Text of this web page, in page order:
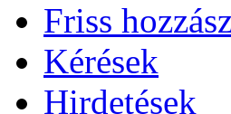
Friss
Kérések
Hirdetések